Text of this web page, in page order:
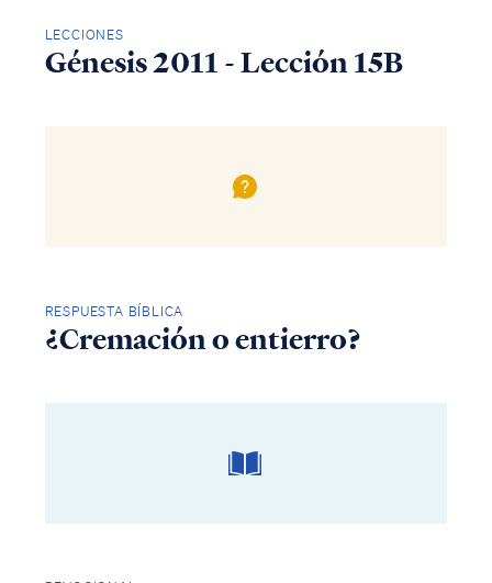
LECCIONES
Génesis 2011 - Lección 15B
RESPUESTA BÍBLICA
¿Cremación o entierro?